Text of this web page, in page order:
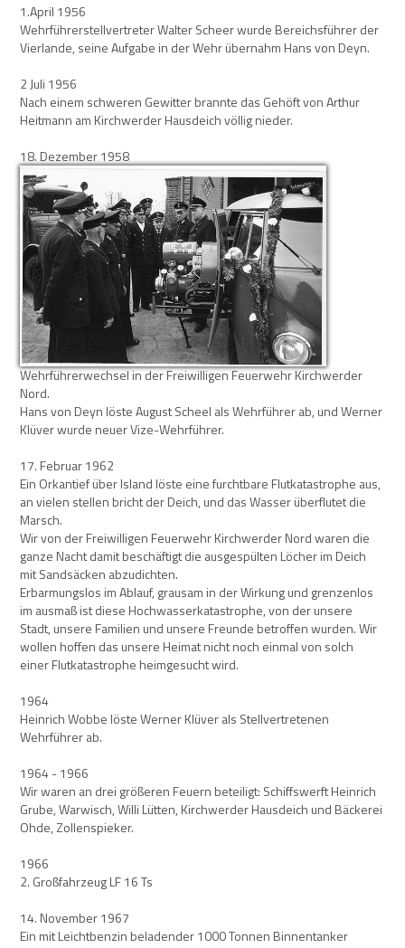
1.April 1956
Wehrführerstellvertreter Walter Scheer wurde Bereichsführer der
Vierlande, seine Aufgabe in der Wehr übernahm Hans von Deyn.
2 Juli 1956
Nach einem schweren Gewitter brannte das Gehöft von Arthur
Heitmann am Kirchwerder Hausdeich völlig nieder.
18. Dezember 1958
Wehrführerwechsel in der Freiwilligen Feuerwehr Kirchwerder
Nord.
Hans von Deyn löste August Scheel als Wehrführer ab, und Werner
Klüver wurde neuer Vize-Wehrführer.
17. Februar 1962
Ein Orkantief über Island löste eine furchtbare Flutkatastrophe aus,
an vielen stellen bricht der Deich, und das Wasser überflutet die
Marsch.
Wir von der Freiwilligen Feuerwehr Kirchwerder Nord waren die
ganze Nacht damit beschäftigt die ausgespülten Löcher im Deich
mit Sandsäcken abzudichten.
Erbarmungslos im Ablauf, grausam in der Wirkung und grenzenlos
im ausmaß ist diese Hochwasserkatastrophe, von der unsere
Stadt, unsere Familien und unsere Freunde betroffen wurden. Wir
wollen hoffen das unsere Heimat nicht noch einmal von solch
einer Flutkatastrophe heimgesucht wird.
1964
Heinrich Wobbe löste Werner Klüver als Stellvertretenen
Wehrführer ab.
1964 - 1966
Wir waren an drei größeren Feuern beteiligt: Schiffswerft Heinrich
Grube, Warwisch, Willi Lütten, Kirchwerder Hausdeich und Bäckerei
Ohde, Zollenspieker.
1966
2. Großfahrzeug LF 16 Ts
14. November 1967
Ein mit Leichtbenzin beladender 1000 Tonnen Binnentanker